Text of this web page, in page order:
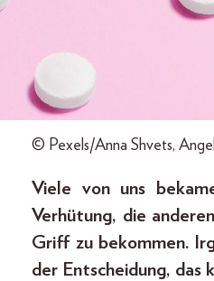
© Pexels/Anna Shvets,
Viele von uns
Verhütung, die
Griff zu bekommen.
der Entscheidung, das